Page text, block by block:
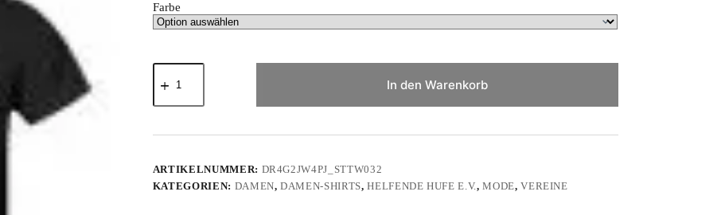
Farbe
"Helfende
Hufe
-
Premium
Shirt
Menge
In den Warenkorb
ARTIKELNUMMER: DR4G2JW4PJ_STTW032
KATEGORIEN: DAMEN,DAMEN-SHIRTS,HELFENDE HUFE E.V.,MODE,VEREINE